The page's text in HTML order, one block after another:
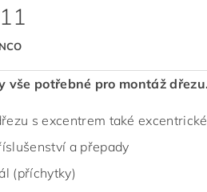
vše potřebné pro montáž
s excentrem také
a přepady
(příchytky)